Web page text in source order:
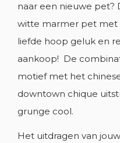
naar een nieuwe pet?
witte marmer pet met
liefde hoop geluk en
aankoop! De
motief met het
downtown chique
grunge cool.
Het uitdragen van
INLOGGEN